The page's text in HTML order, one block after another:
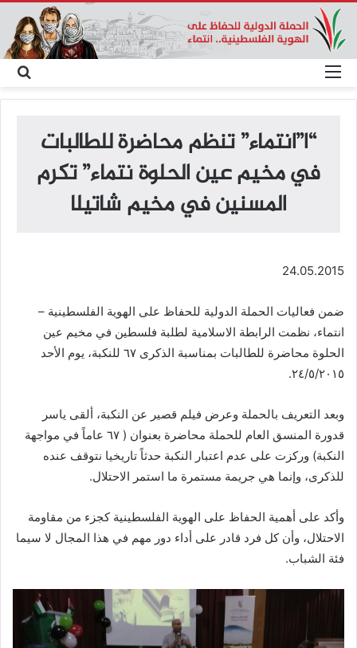
عن
القائمة
“ا”انتماء” تنظم محاضرة للطالبات
في مخيم عين الحلوة نتماء” تكرم
المسنين في مخيم شاتيلا
24.05.2015
ضمن فعاليات الحملة الدولية للحفاظ على الهوية الفلسطينية –
انتماء، نظمت الرابطة الاسلامية لطلبة فلسطين في مخيم عين
الحلوة محاضرة للطالبات بمناسبة الذكرى ٦٧ للنكبة، يوم الأحد
٢٤/٥/٢٠١٥.
وبعد التعريف بالحملة وعرض فيلم قصير عن النكبة، ألقى ياسر
قدورة المنسق العام للحملة محاضرة بعنوان ( ٦٧ عاماً في مواجهة
النكبة) وركزت على عدم اعتبار النكبة حدثاً تاريخيا نتوقف عنده
للذكرى، وإنما هي جريمة مستمرة ما استمر الاحتلال.
وأكد على أهمية الحفاظ على الهوية الفلسطينية كجزء من مقاومة
الاحتلال، وأن كل فرد قادر على أداء دور مهم في هذا المجال لا سيما
فئة الشباب.